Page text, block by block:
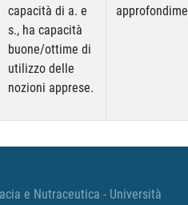
capacità di a. e
s., ha capacità
buone/ottime di
utilizzo delle
nozioni apprese.
e Nutraceutica - Università